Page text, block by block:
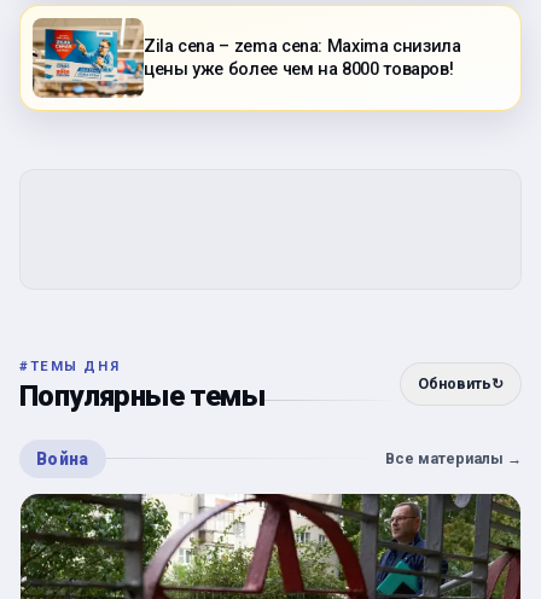
Zila cena – zema cena: Maxima снизила
цены уже более чем на 8000 товаров!
#ТЕМЫ ДНЯ
Популярные темы Обновить↻
Война Все материалы →